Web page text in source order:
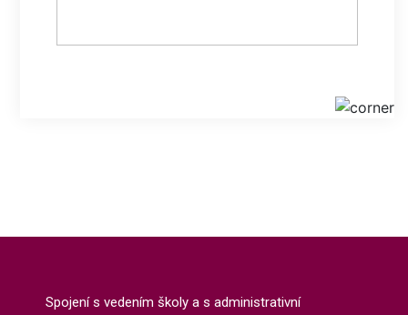
Spojení s vedením školy a s administrativní